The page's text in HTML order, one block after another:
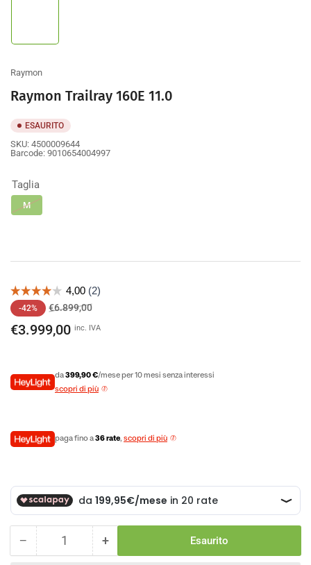
galleria
Raymon
Raymon Trailray 160E 11.0
ESAURITO
SKU: 4500009644
Barcode: 9010654004997
Taglia
M
Prezzo
di
-42% €6.899,00Prezzo
scontato
€3.999,00 inc. IVA
da399,90 €/mese per 10 mesi senza interessi
scopri di più
paga fino a36 rate, scopri di più
− Diminuisci
Quantità +Aumenta
Esaurito